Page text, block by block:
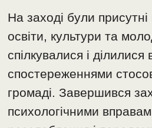
На заході були
освіти, культури та
спілкувалися і
спостереженнями
громаді. Завершився
психологічними